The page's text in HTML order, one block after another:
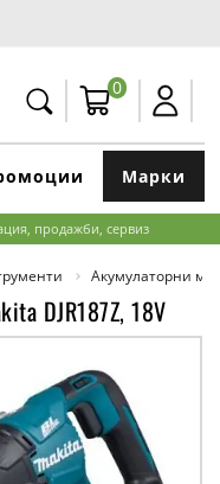
0
Марки
продажби, сервиз
Акумулаторни
DJR187Z, 18V